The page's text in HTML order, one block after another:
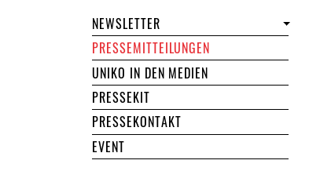
NEWSLETTER
PRESSEMITTEILUNGEN
UNIKO IN DEN MEDIEN
PRESSEKIT
PRESSEKONTAKT
EVENT